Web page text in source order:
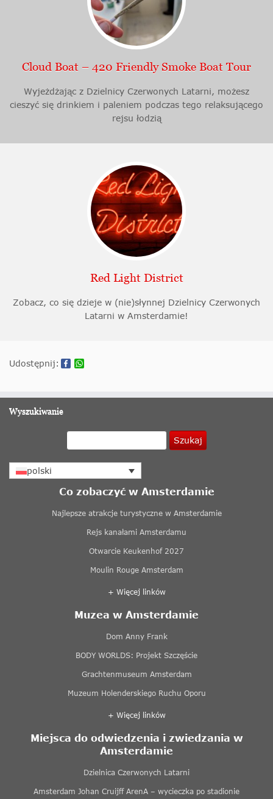
Cloud Boat – 420 Friendly Smoke Boat Tour
Wyjeżdżając z Dzielnicy Czerwonych Latarni, możesz
cieszyć się drinkiem i paleniem podczas tego relaksującego
rejsu łodzią
Red Light District
Zobacz, co się dzieje w (nie)słynnej Dzielnicy Czerwonych
Latarni w Amsterdamie!
Udostępnij:
Wyszukiwanie
Szukaj
polski
Co zobaczyć w Amsterdamie
Najlepsze atrakcje turystyczne w Amsterdamie
Rejs kanałami Amsterdamu
Otwarcie Keukenhof 2027
Moulin Rouge Amsterdam
+ Więcej linków
Muzea w Amsterdamie
Dom Anny Frank
BODY WORLDS: Projekt Szczęście
Grachtenmuseum Amsterdam
Muzeum Holenderskiego Ruchu Oporu
+ Więcej linków
Miejsca do odwiedzenia i zwiedzania w
Amsterdamie
Dzielnica Czerwonych Latarni
Amsterdam Johan Cruijff ArenA – wycieczka po stadionie